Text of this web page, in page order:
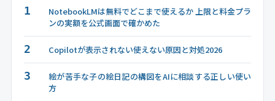
1
NotebookLMは無料でどこまで使えるか 上限と料金プラ
ンの実額を公式画面で確かめた
2 Copilotが表示されない使えない原因と対処2026
3
絵が苦手な子の絵日記の構図をAIに相談する正しい使い
方